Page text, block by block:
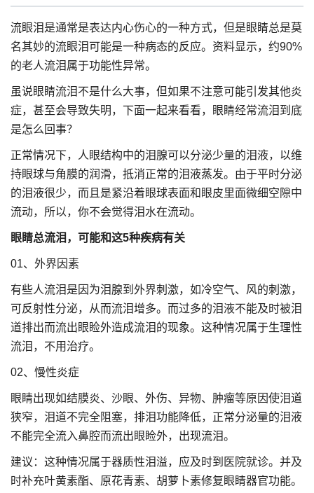
流眼泪是通常是表达内心伤心的一种方式，但是眼睛总是莫
名其妙的流眼泪可能是一种病态的反应。资料显示，约90%
的老人流泪属于功能性异常。
虽说眼睛流泪不是什么大事，但如果不注意可能引发其他炎
症，甚至会导致失明，下面一起来看看，眼睛经常流泪到底
是怎么回事？
正常情况下，人眼结构中的泪腺可以分泌少量的泪液，以维
持眼球与角膜的润滑，抵消正常的泪液蒸发。由于平时分泌
的泪液很少，而且是紧沿着眼球表面和眼皮里面微细空隙中
流动，所以，你不会觉得泪水在流动。
眼睛总流泪，可能和这5种疾病有关
01、外界因素
有些人流泪是因为泪腺到外界刺激，如冷空气、风的刺激，
可反射性分泌，从而流泪增多。而过多的泪液不能及时被泪
道排出而流出眼睑外造成流泪的现象。这种情况属于生理性
流泪，不用治疗。
02、慢性炎症
眼睛出现如结膜炎、沙眼、外伤、异物、肿瘤等原因使泪道
狭窄，泪道不完全阻塞，排泪功能降低，正常分泌量的泪液
不能完全流入鼻腔而流出眼睑外，出现流泪。
建议：这种情况属于器质性泪溢，应及时到医院就诊。并及
时补充叶黄素酯、原花青素、胡萝卜素修复眼睛器官功能。